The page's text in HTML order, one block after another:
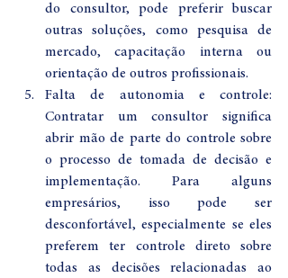
do consultor, pode preferir buscar
outras soluções, como pesquisa de
mercado, capacitação interna ou
orientação de outros profissionais.
Falta de autonomia e controle:
Contratar um consultor significa
abrir mão de parte do controle sobre
o processo de tomada de decisão e
implementação. Para alguns
empresários, isso pode ser
desconfortável, especialmente se eles
preferem ter controle direto sobre
todas as decisões relacionadas ao